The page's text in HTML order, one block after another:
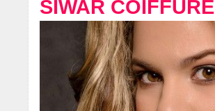
SIWAR COIFFURE